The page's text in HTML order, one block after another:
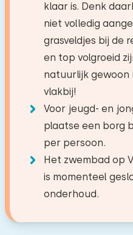
klaar is. Denk
niet volledig
grasveldjes bij de
en top volgroeid
natuurlijk gewoon
vlakbij!
Voor jeugd- en
plaatse een borg
per persoon.
Het zwembad op
is momenteel
onderhoud.